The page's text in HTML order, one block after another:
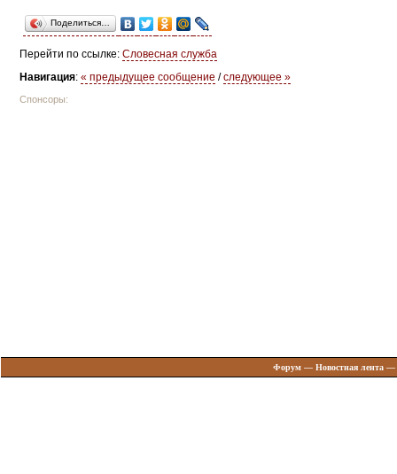
Поделиться…
Перейти по ссылке: Словесная служба
Навигация: « предыдущее сообщение /следующее »
Спонсоры:
Форум— Новостная лента—